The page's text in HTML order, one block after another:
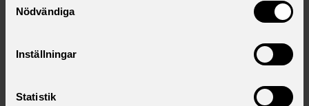
Nödvändiga
Inställningar
Statistik